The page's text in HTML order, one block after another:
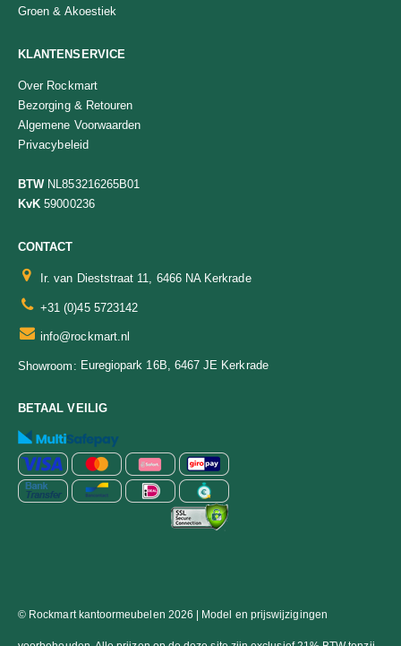
Groen & Akoestiek
KLANTENSERVICE
Over Rockmart
Bezorging & Retouren
Algemene Voorwaarden
Privacybeleid
BTWNL853216265B01
KvK 59000236
CONTACT
Ir. van Dieststraat 11, 6466 NA Kerkrade
+31 (0)45 5723142
info@rockmart.nl
Showroom: Euregiopark 16B, 6467 JE Kerkrade
BETAAL VEILIG
© Rockmart kantoormeubelen 2026 | Model en prijswijzigingen